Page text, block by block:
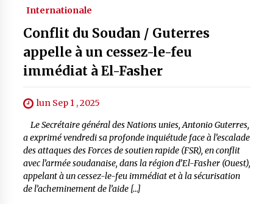
Internationale
Conflit du Soudan / Guterres
appelle à un cessez-le-feu
immédiat à El-Fasher
lun Sep 1 , 2025
Le Secrétaire général des Nations unies, Antonio Guterres,
a exprimé vendredi sa profonde inquiétude face à l’escalade
des attaques des Forces de soutien rapide (FSR), en conflit
avec l’armée soudanaise, dans la région d’El-Fasher (Ouest),
appelant à un cessez-le-feu immédiat et à la sécurisation
de l’acheminement de l’aide […]